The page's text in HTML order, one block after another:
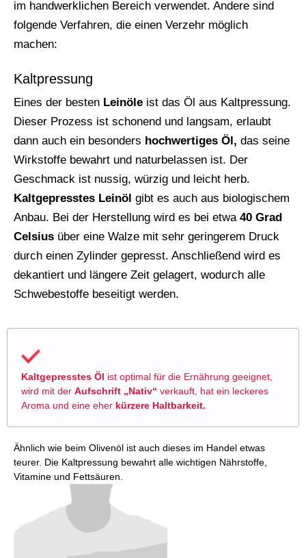
im handwerklichen Bereich verwendet. Andere sind
folgende Verfahren, die einen Verzehr möglich
machen:
Kaltpressung
Eines der besten Leinöle ist das Öl aus Kaltpressung.
Dieser Prozess ist schonend und langsam, erlaubt
dann auch ein besonders hochwertiges Öl, das seine
Wirkstoffe bewahrt und naturbelassen ist. Der
Geschmack ist nussig, würzig und leicht herb.
Kaltgepresstes Leinöl gibt es auch aus biologischem
Anbau. Bei der Herstellung wird es bei etwa 40 Grad
Celsius über eine Walze mit sehr geringerem Druck
durch einen Zylinder gepresst. Anschließend wird es
dekantiert und längere Zeit gelagert, wodurch alle
Schwebestoffe beseitigt werden.
Kaltgepresstes Öl ist optimal für die Ernährung geeignet,
wird mit der Aufschrift „Nativ“ verkauft, hat ein leckeres
Aroma und eine eher kürzere Haltbarkeit.
Ähnlich wie beim Olivenöl ist auch dieses im Handel etwas
teurer. Die Kaltpressung bewahrt alle wichtigen Nährstoffe,
Vitamine und Fettsäuren.